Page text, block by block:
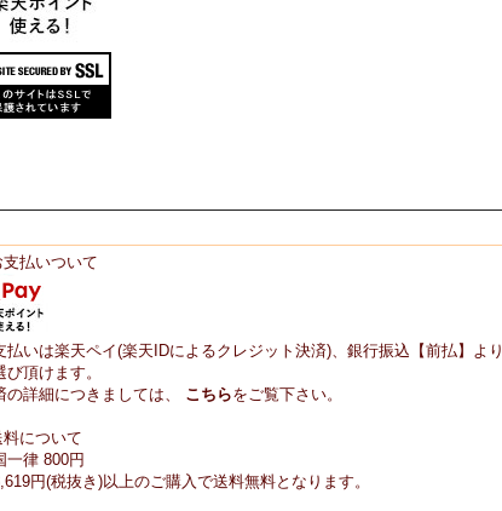
支払いついて
払いは楽天ペイ(楽天IDによるクレジット決済)、銀行振込【前払】より
び頂けます。
の詳細につきましては、
こちらをご覧下さい。
料について
一律 800円
円(税抜き)以上のご購入で送料無料となります。